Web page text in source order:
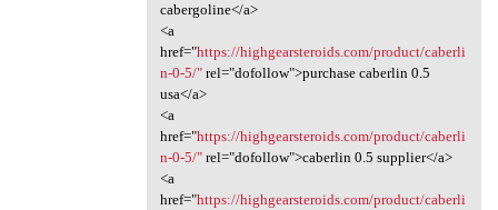
cabergoline</a>
<a
href="https://highgearsteroids.com/product/caberli
n-0-5/"rel="dofollow">purchase caberlin 0.5
usa</a>
<a
href="https://highgearsteroids.com/product/caberli
n-0-5/"rel="dofollow">caberlin 0.5 supplier</a>
<a
href="https://highgearsteroids.com/product/caberli